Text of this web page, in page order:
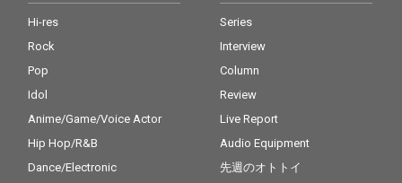
Hi-res
Rock
Pop
Idol
Anime/Game/Voice Actor
Hip Hop/R&B
Dance/Electronic
Series
Interview
Column
Review
Live Report
Audio Equipment
先週のオトトイ